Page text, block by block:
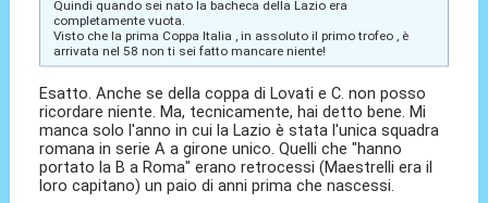
Quindi quando sei nato la bacheca della Lazio era
completamente vuota.
Visto che la prima Coppa Italia , in assoluto il primo trofeo , è
arrivata nel 58 non ti sei fatto mancare niente!
Esatto. Anche se della coppa di Lovati e C. non posso
ricordare niente. Ma, tecnicamente, hai detto bene. Mi
manca solo l'anno in cui la Lazio è stata l'unica squadra
romana in serie A a girone unico. Quelli che "hanno
portato la B a Roma" erano retrocessi (Maestrelli era il
loro capitano) un paio di anni prima che nascessi.